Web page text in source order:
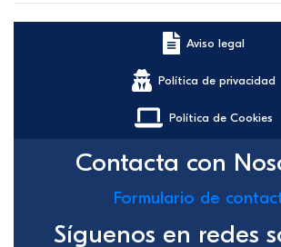
Aviso legal
Política de privacidad
Política de Cookies
Contacta con
Formulario de
Síguenos en redes